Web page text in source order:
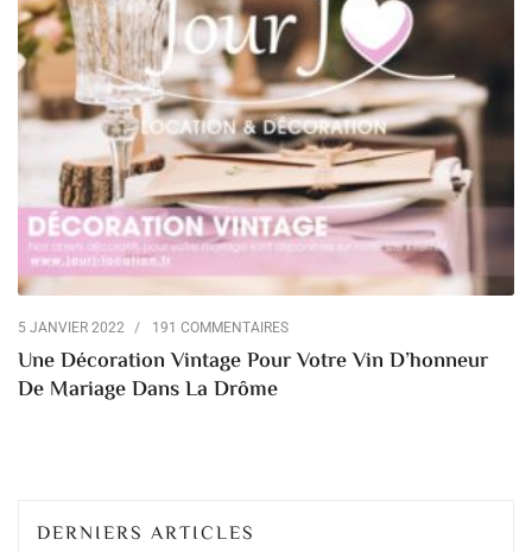
DERNIERS ARTICLES
5 JANVIER 2022 191 COMMENTAIRES
Une Décoration Vintage Pour Votre Vin D’honneur
De Mariage Dans La Drôme